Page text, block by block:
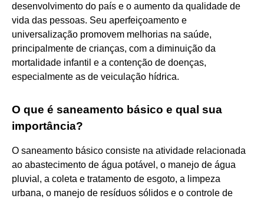
desenvolvimento do país e o aumento da qualidade de
vida das pessoas. Seu aperfeiçoamento e
universalização promovem melhorias na saúde,
principalmente de crianças, com a diminuição da
mortalidade infantil e a contenção de doenças,
especialmente as de veiculação hídrica.
O que é saneamento básico e qual sua
importância?
O saneamento básico consiste na atividade relacionada
ao abastecimento de água potável, o manejo de água
pluvial, a coleta e tratamento de esgoto, a limpeza
urbana, o manejo de resíduos sólidos e o controle de